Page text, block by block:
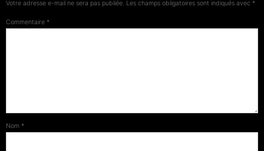
Votre adresse e-mail ne sera pas publiée. Les champs obligatoires sont indiqués avec *
Commentaire *
Nom *